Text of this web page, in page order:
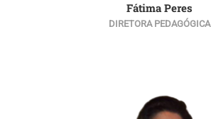
Fátima Peres
DIRETORA PEDAGÓGICA